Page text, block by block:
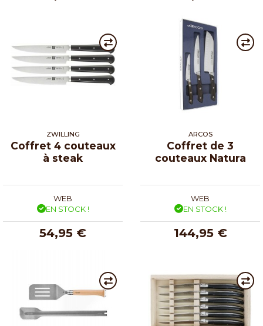
ZWILLING
Coffret 4 couteaux
à steak
WEB
EN STOCK !
54,95 €
ARCOS
Coffret de 3
couteaux Natura
WEB
EN STOCK !
144,95 €